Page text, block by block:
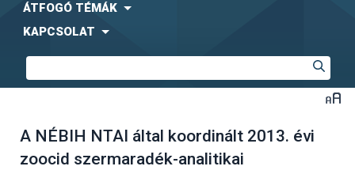
ÁTFOGÓ TÉMÁK
KAPCSOLAT
A NÉBIH NTAI által koordinált 2013. évi
zoocid szermaradék-analitikai